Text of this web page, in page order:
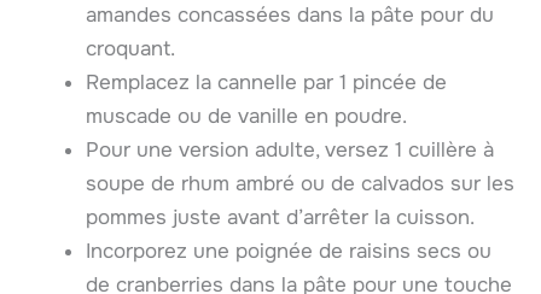
amandes concassées dans la pâte pour du
croquant.
Remplacez la cannelle par 1 pincée de
muscade ou de vanille en poudre.
Pour une version adulte, versez 1 cuillère à
soupe de rhum ambré ou de calvados sur les
pommes juste avant d’arrêter la cuisson.
Incorporez une poignée de raisins secs ou
de cranberries dans la pâte pour une touche